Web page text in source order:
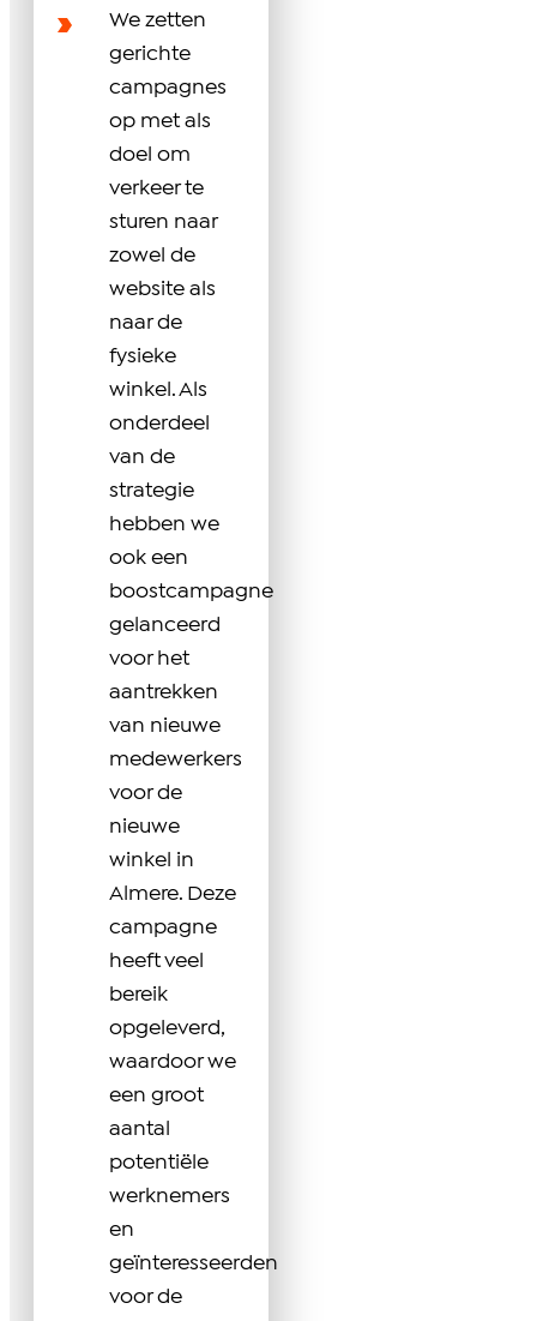
We zetten
gerichte
campagnes
op met als
doel om
verkeer te
sturen naar
zowel de
website als
naar de
fysieke
winkel. Als
onderdeel
van de
strategie
hebben we
ook een
boostcampagne
gelanceerd
voor het
aantrekken
van nieuwe
medewerkers
voor de
nieuwe
winkel in
Almere. Deze
campagne
heeft veel
bereik
opgeleverd,
waardoor we
een groot
aantal
potentiële
werknemers
en
geïnteresseerden
voor de